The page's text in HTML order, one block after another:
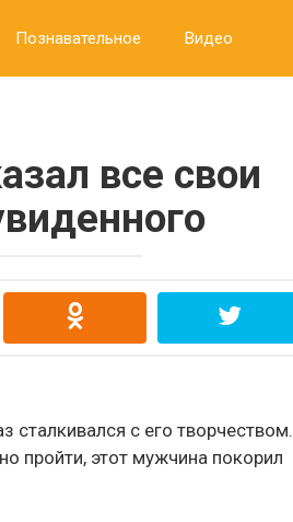
Познавательное Видео
все свои
сталкивался с его творчеством.
пройти, этот мужчина покорил